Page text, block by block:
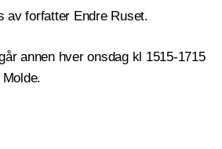
av forfatter Endre Ruset.
annen hver onsdag kl 1515-1715